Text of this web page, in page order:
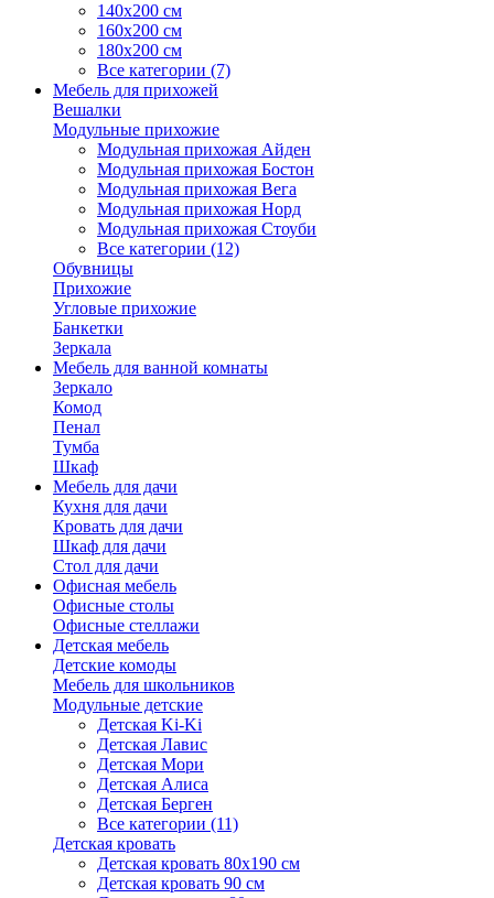
140х200 см
160х200 см
180х200 см
Все категории (7)
Мебель для прихожей
Вешалки
Модульные прихожие
Модульная прихожая Айден
Модульная прихожая Бостон
Модульная прихожая Вега
Модульная прихожая Норд
Модульная прихожая Стоуби
Все категории (12)
Обувницы
Прихожие
Угловые прихожие
Банкетки
Зеркала
Мебель для ванной комнаты
Зеркало
Комод
Пенал
Тумба
Шкаф
Мебель для дачи
Кухня для дачи
Кровать для дачи
Шкаф для дачи
Стол для дачи
Офисная мебель
Офисные столы
Офисные стеллажи
Детская мебель
Детские комоды
Мебель для школьников
Модульные детские
Детская Ki-Ki
Детская Лавис
Детская Мори
Детская Алиса
Детская Берген
Все категории (11)
Детская кровать
Детская кровать 80х190 см
Детская кровать 90 см